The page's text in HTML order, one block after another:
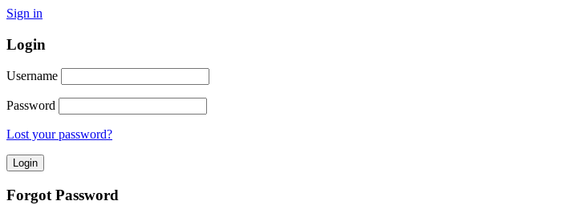
Sign in
Login
Username
Password
Lost your password?
Forgot Password